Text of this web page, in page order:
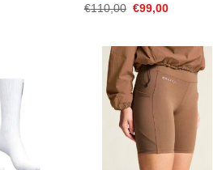
€110,00 Original
€99,00Current